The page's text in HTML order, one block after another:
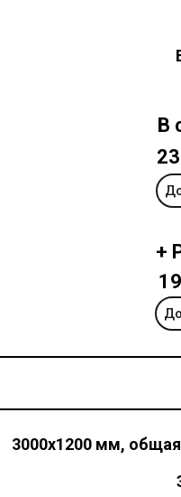
+
В
3000х1200 мм,